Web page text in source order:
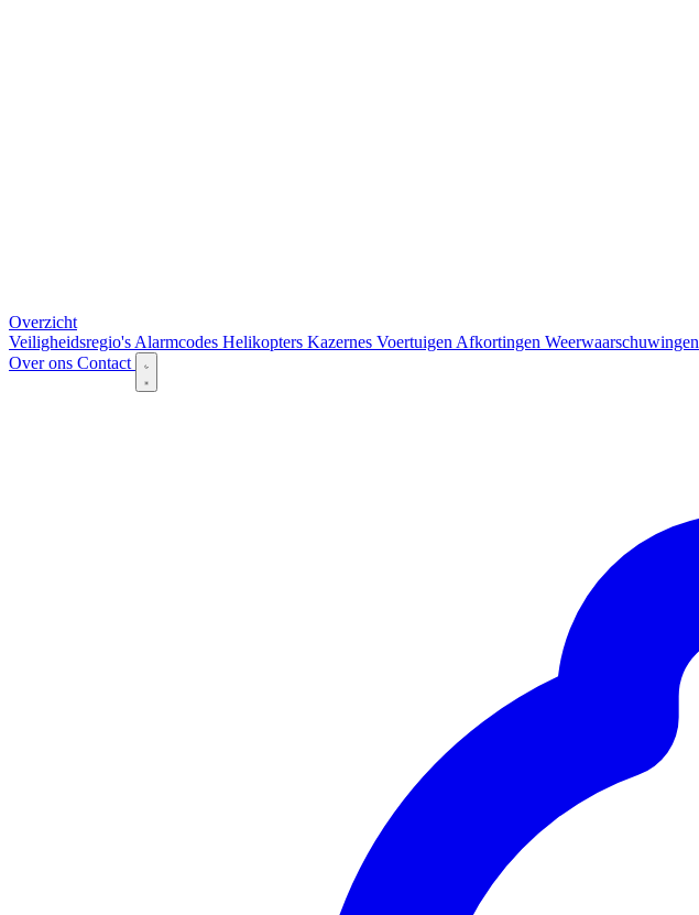
Overzicht
Veiligheidsregio's Alarmcodes Helikopters Kazernes Voertuigen Afkortingen Weerwaarschuwingen
Over ons Contact